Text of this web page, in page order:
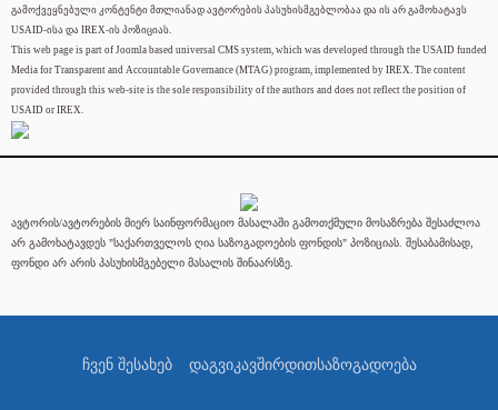
გამოქვეყნებული კონტენტი მთლიანად ავტორების პასუხისმგებლობაა და ის არ გამოხატავს
USAID-ისა და IREX-ის პოზიციას.
This web page is part of Joomla based universal CMS system, which was developed through the USAID funded
Media for Transparent and Accountable Governance (MTAG) program, implemented by IREX. The content
provided through this web-site is the sole responsibility of the authors and does not reflect the position of
USAID or IREX.
ავტორის/ავტორების მიერ საინფორმაციო მასალაში გამოთქმული მოსაზრება შესაძლოა
არ გამოხატავდეს "საქართველოს ღია საზოგადოების ფონდის" პოზიციას. შესაბამისად,
ფონდი არ არის პასუხისმგებელი მასალის შინაარსზე.
ჩვენ შესახებ დაგვიკავშირდითსაზოგადოება